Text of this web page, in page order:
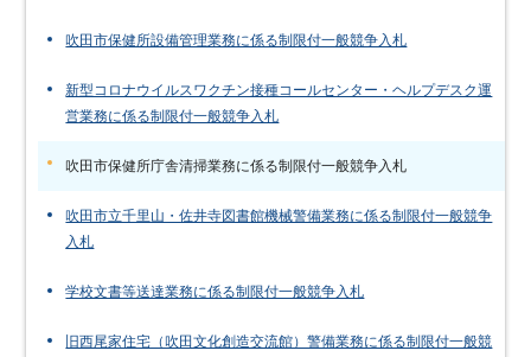
吹田市保健所設備管理業務に係る制限付一般競争入札
新型コロナウイルスワクチン接種コールセンター・ヘルプデスク運
営業務に係る制限付一般競争入札
吹田市保健所庁舎清掃業務に係る制限付一般競争入札
吹田市立千里山・佐井寺図書館機械警備業務に係る制限付一般競争
入札
学校文書等送達業務に係る制限付一般競争入札
旧西尾家住宅（吹田文化創造交流館）警備業務に係る制限付一般競